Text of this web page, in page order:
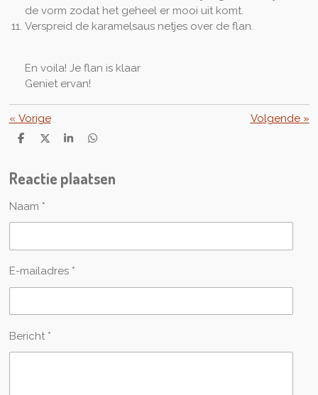
de vorm zodat het geheel er mooi uit komt.
Verspreid de karamelsaus netjes over de flan.
En voila! Je flan is klaar
Geniet ervan!
« Vorige Volgende»
D
e
n
D
l
S
r
e
D
e
n
Reactie plaatsen
Naam *
E-mailadres *
Bericht *